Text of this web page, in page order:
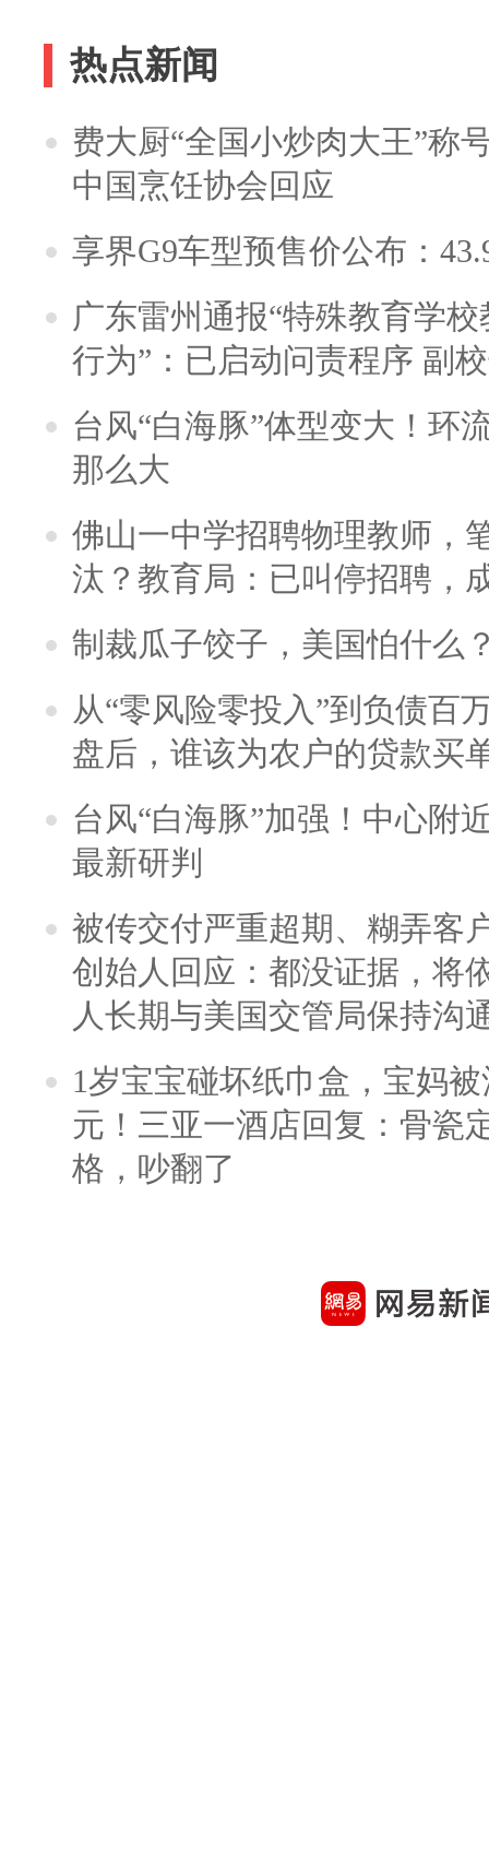
热点新闻
费大厨“全国小炒肉大王”称
中国烹饪协会回应
享界G9车型预售价公布：
广东雷州通报“特殊教育学
行为”：已启动问责程序 副
台风“白海豚”体型变大！环
那么大
佛山一中学招聘物理教师，
汰？教育局：已叫停招聘，
制裁瓜子饺子，美国怕什么
从“零风险零投入”到负债百
盘后，谁该为农户的贷款买
台风“白海豚”加强！中心附
最新研判
被传交付严重超期、糊弄客
创始人回应：都没证据，将
人长期与美国交管局保持沟
1岁宝宝碰坏纸巾盒，宝妈
元！三亚一酒店回复：骨瓷
格，吵翻了